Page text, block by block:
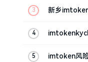
新乡
imtoken风